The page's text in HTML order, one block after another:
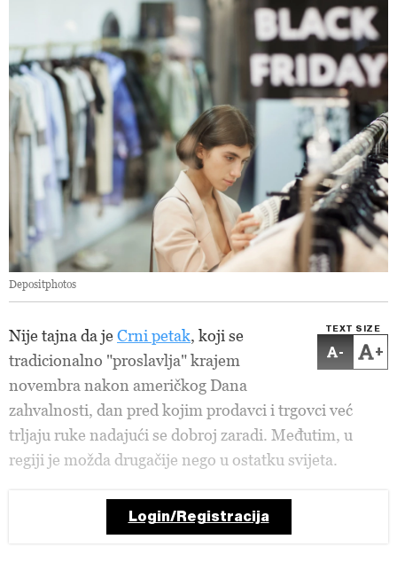
Depositphotos
TEXT SIZE
- +
Nije tajna da jeCrni petak, koji se
tradicionalno "proslavlja" krajem
novembra nakon američkog Dana
zahvalnosti, dan pred kojim prodavci i trgovci već
trljaju ruke nadajući se dobroj zaradi. Međutim, u
regiji je možda drugačije nego u ostatku svijeta.
Login/Registracija